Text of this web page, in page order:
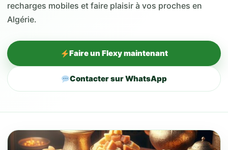
recharges mobiles et faire plaisir à vos proches en
Algérie.
Faire un Flexy maintenant
Contacter sur WhatsApp